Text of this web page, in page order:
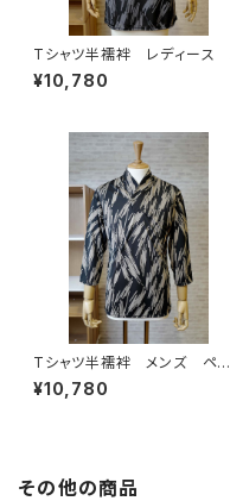
Tシャツ半襦袢 レディース
ペイント柄 グレー
¥10,780
Tシャツ半襦袢 メンズ ペイ
ント柄 カーキ
¥10,780
その他の商品